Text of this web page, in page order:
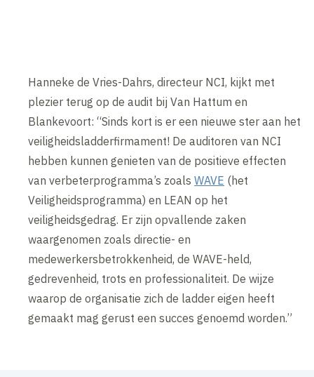
Hanneke de Vries-Dahrs, directeur NCI, kijkt met
plezier terug op de audit bij Van Hattum en
Blankevoort: “Sinds kort is er een nieuwe ster aan het
veiligheidsladderfirmament! De auditoren van NCI
hebben kunnen genieten van de positieve effecten
van verbeterprogramma’s zoalsWAVE (het
Veiligheidsprogramma) en LEAN op het
veiligheidsgedrag. Er zijn opvallende zaken
waargenomen zoals directie- en
medewerkersbetrokkenheid, de WAVE-held,
gedrevenheid, trots en professionaliteit. De wijze
waarop de organisatie zich de ladder eigen heeft
gemaakt mag gerust een succes genoemd worden.”